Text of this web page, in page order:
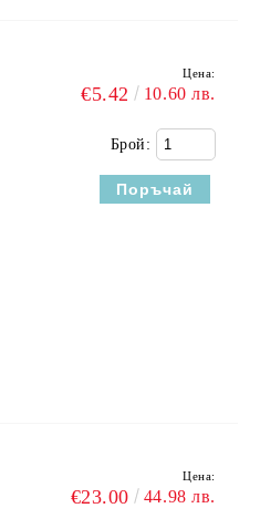
Цена:
€5.42 10.60 лв.
Брой:
Цена:
€23.00 44.98 лв.